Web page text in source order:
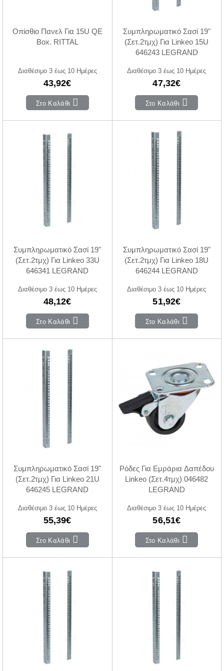
Οπίσθιο Πανελ Για 15U QE
Box. RITTAL
Διαθέσιμο 3 έως 10 Ημέρες
43,92€
Στο Καλάθι
Συμπληρωματικό Σασί 19"
(Σετ.2τμχ) Για Linkeo 15U
646243 LEGRAND
Διαθέσιμο 3 έως 10 Ημέρες
47,32€
Στο Καλάθι
Συμπληρωματικό Σασί 19"
(Σετ.2τμχ) Για Linkeo 33U
646341 LEGRAND
Διαθέσιμο 3 έως 10 Ημέρες
48,12€
Στο Καλάθι
Συμπληρωματικό Σασί 19"
(Σετ.2τμχ) Για Linkeo 18U
646244 LEGRAND
Διαθέσιμο 3 έως 10 Ημέρες
51,92€
Στο Καλάθι
Συμπληρωματικό Σασί 19"
(Σετ.2τμχ) Για Linkeo 21U
646245 LEGRAND
Διαθέσιμο 3 έως 10 Ημέρες
55,39€
Στο Καλάθι
Ρόδες Για Εμράρια Δαπέδου
Linkeo (Σετ.4τμχ) 046482
LEGRAND
Διαθέσιμο 3 έως 10 Ημέρες
56,51€
Στο Καλάθι